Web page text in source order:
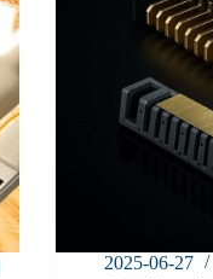
2025-06-27